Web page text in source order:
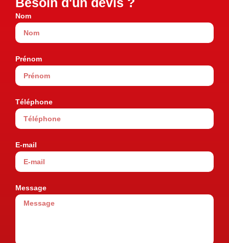
Nom
Prénom
Téléphone
E-mail
Message